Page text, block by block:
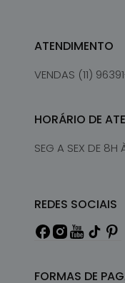
ATENDIMENTO
VENDAS (11)
HORÁRIO DE
SEG A SEX DE 8H
REDES SOCIAIS
FORMAS DE